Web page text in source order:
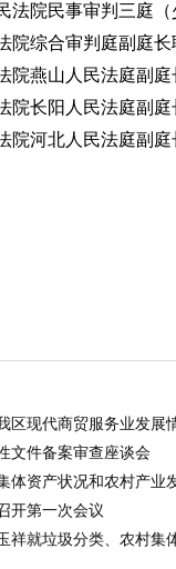
院民事审判三庭（
综合审判庭副庭长
燕山人民法庭副庭
长阳人民法庭副庭
河北人民法庭副庭
区现代商贸服务业发展
文件备案审查座谈会
体资产状况和农村产业
开第一次会议
祥就垃圾分类、农村